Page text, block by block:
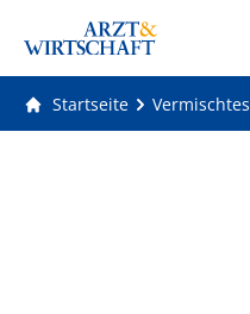
Startseite Vermischtes